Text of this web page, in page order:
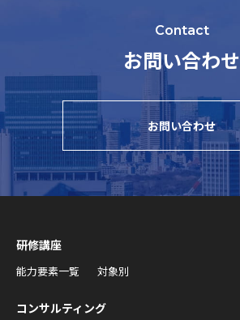
Contact
お問い合わせ
お問い合わせ
研修講座
能力要素一覧 対象別
コンサルティング